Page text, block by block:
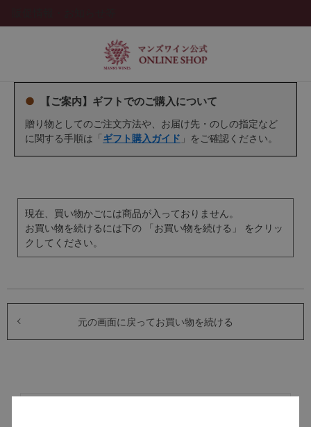
● 【ご案内】ギフトでのご購入について
贈り物としてのご注文方法や、お届け先・のしの指定など
に関する手順は「ギフト購入ガイド 」をご確認ください。
現在、買い物かごには商品が入っておりません。
お買い物を続けるには下の 「お買い物を続ける」 をクリッ
クしてください。
元の画面に戻ってお買い物を続ける